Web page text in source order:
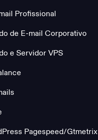
Profissional
de E-mail Corporativo
e Servidor VPS
Pagespeed/Gtmetrix